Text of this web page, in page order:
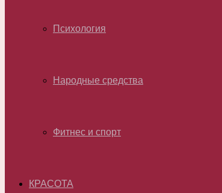
Психология
Народные средства
Фитнес и спорт
КРАСОТА